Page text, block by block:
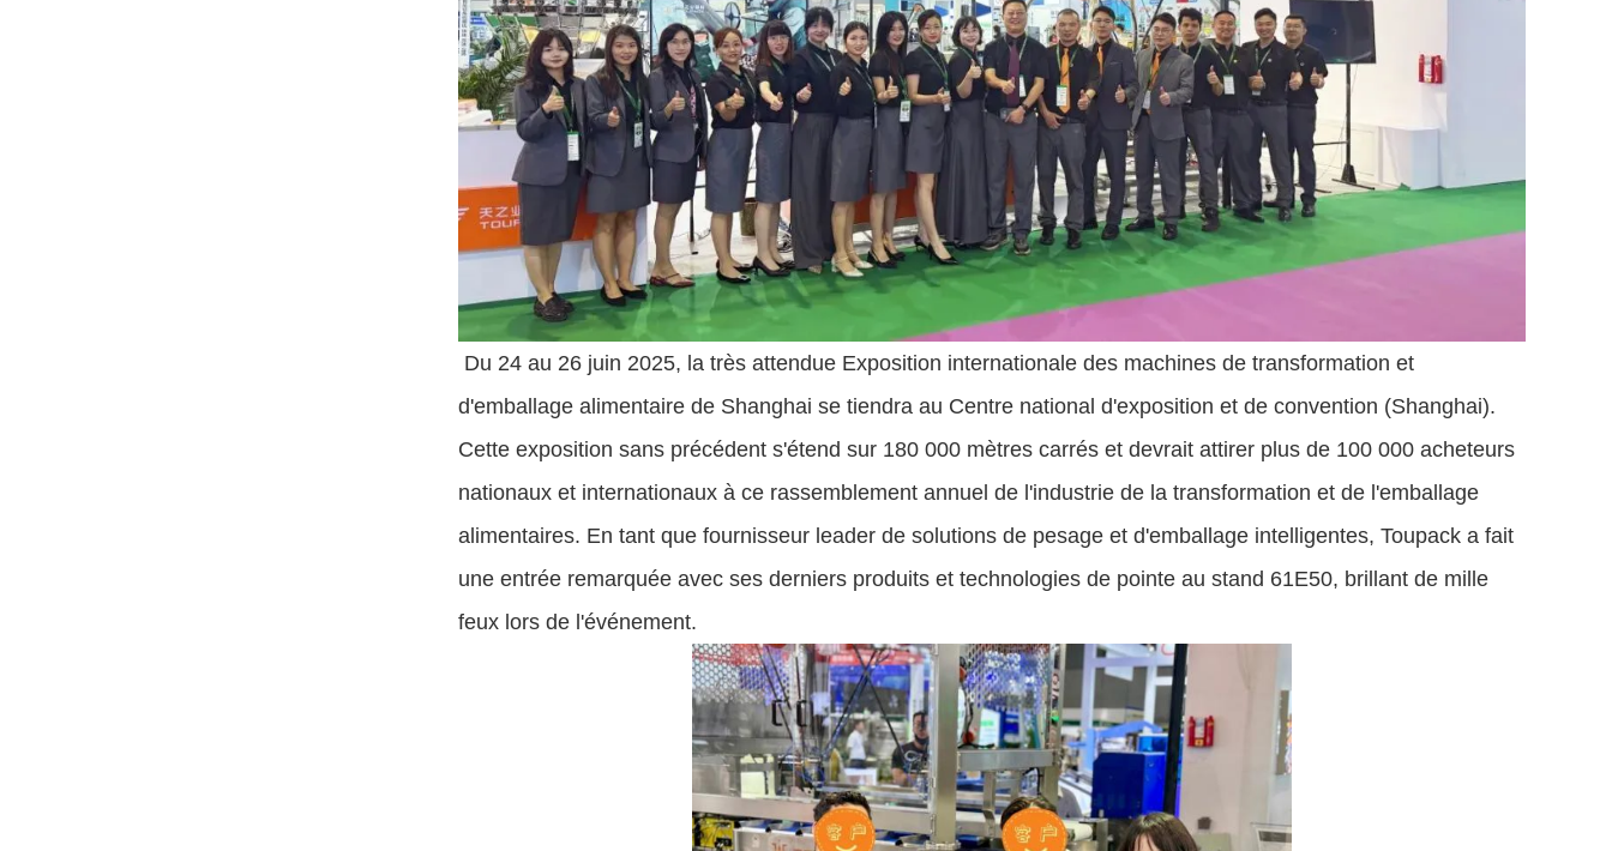
Du 24 au 26 juin 2025, la très attendue Exposition internationale des machines de transformation et
d'emballage alimentaire de Shanghai se tiendra au Centre national d'exposition et de convention (Shanghai).
Cette exposition sans précédent s'étend sur 180 000 mètres carrés et devrait attirer plus de 100 000 acheteurs
nationaux et internationaux à ce rassemblement annuel de l'industrie de la transformation et de l'emballage
alimentaires. En tant que fournisseur leader de solutions de pesage et d'emballage intelligentes, Toupack a fait
une entrée remarquée avec ses derniers produits et technologies de pointe au stand 61E50, brillant de mille
feux lors de l'événement.